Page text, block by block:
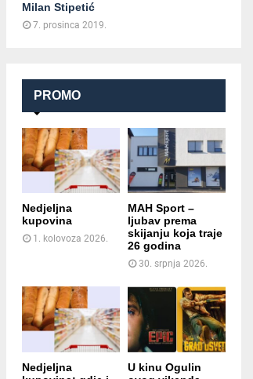
Milan Stipetić
7. prosinca 2019.
PROMO
Nedjeljna
kupovina
1. kolovoza 2026.
MAH Sport –
ljubav prema
skijanju koja traje
26 godina
30. srpnja 2026.
Nedjeljna
U kinu Ogulin